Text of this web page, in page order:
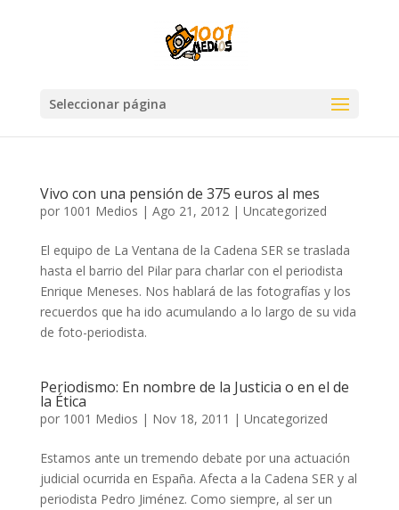
Seleccionar página
Vivo con una pensión de 375 euros al mes
por 1001 Medios | Ago 21, 2012| Uncategorized
El equipo de La Ventana de la Cadena SER se traslada
hasta el barrio del Pilar para charlar con el periodista
Enrique Meneses. Nos hablará de las fotografías y los
recuerdos que ha ido acumulando a lo largo de su vida
de foto-periodista.
Periodismo: En nombre de la Justicia o en el de
la Ética
por 1001 Medios | Nov 18, 2011 | Uncategorized
Estamos ante un tremendo debate por una actuación
judicial ocurrida en España. Afecta a la Cadena SER y al
periodista Pedro Jiménez. Como siempre, al ser un